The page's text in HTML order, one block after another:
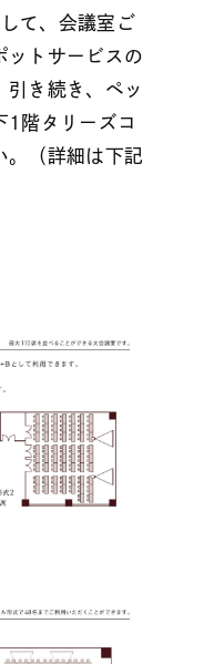
て、会議室ご
ットサービスの
引き続き、ペッ
1階タリーズコ
。（詳細は下記